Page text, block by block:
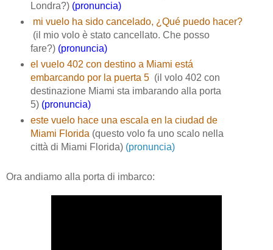
Londra?) (pronuncia)
mi vuelo ha sido cancelado, ¿Qué puedo hacer?
(il mio volo è stato cancellato. Che posso
fare?) (pronuncia)
el vuelo 402 con destino a Miami está
embarcando por la puerta 5(il volo 402 con
destinazione Miami sta imbarando alla porta
5) (pronuncia)
este vuelo hace una escala en la ciudad de
Miami Florida (questo volo fa uno scalo nella
città di Miami Florida) (pronuncia)
Ora andiamo alla porta di imbarco: